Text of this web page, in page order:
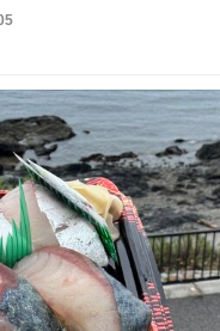
テルといった感じで、
い設備。 他の人も言っ